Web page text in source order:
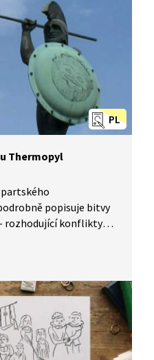
PL
Thermopyl
popisuje bitvy
rozhodující konflikty